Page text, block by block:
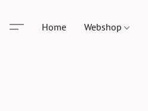
Home Webshop